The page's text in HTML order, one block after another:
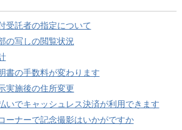
受託者の指定について
の写しの閲覧状況
書の手数料が変わります
実施後の住所変更
いでキャッシュレス決済が利用できます
ーナーで記念撮影はいかがですか